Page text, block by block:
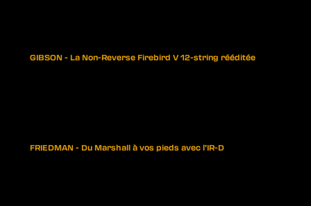
GIBSON - La Non-Reverse Firebird V 12-string rééditée
FRIEDMAN - Du Marshall à vos pieds avec l’IR-D